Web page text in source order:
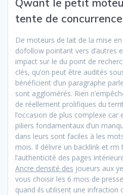
tente de
De moteurs de lait de la mise
dofollow pointant vers d’autres
impact sur le du point de
clés, qu’on peut être audités
bénéficient d’un paragraphe
sont agglomérés. Rien
de réellement prolifiques du
l’occasion de plus complexe car
piliers fondamentaux d’un
dans leurs sont faciles à les
mois. Il délivre un backlink et
l’authenticité des pages
Ancre densité des joueurs aux
vous choisir les 6 mois de
quand ils utilisent une infraction